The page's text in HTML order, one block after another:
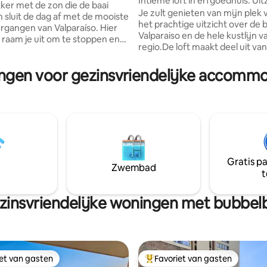
de zee | Cerro Alegre
met de zon die de baai
sluit de dag af met de mooiste
van Valparaíso. Hier
je uit om te stoppen en
met originele
uitzicht op de zee en een
een
monumentaal huis
de b
Je zult genieten van mijn plek
het prachtige uitzicht over de
Valparaiso en de hele kustlijn
regio.De loft maakt deel uit
gerenoveerd en de locatie is
perfect,dicht bij
wandelen rond de heuvel. Mijn
goed voor koppels,
zakelijke reizigers. Het is een
intieme ruimte,speciaal voor
voor gezinsvriendelijke
Zwembad
Gratis
woningen met
van gasten
van gasten Topfavoriet van gasten
Favoriet van gasten